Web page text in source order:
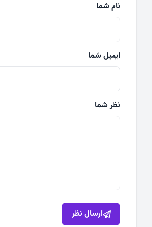
نام شما
ایمیل شما
نظر شما
ارسال نظر